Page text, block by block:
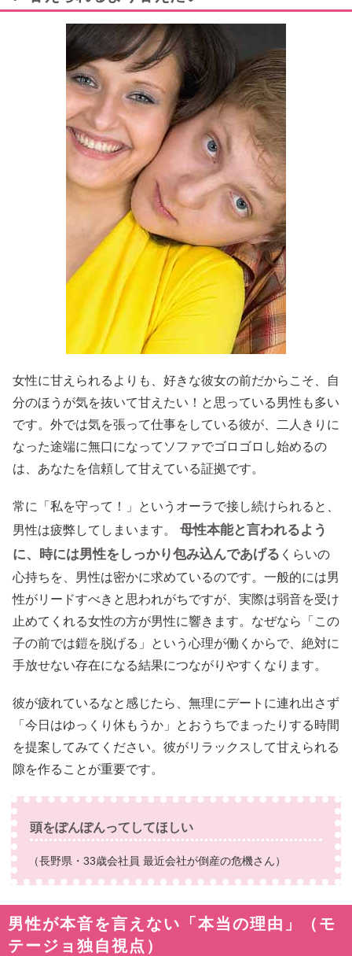
女性に甘えられるよりも、好きな彼女の前だからこそ、自
分のほうが気を抜いて甘えたい！と思っている男性も多い
です。外では気を張って仕事をしている彼が、二人きりに
なった途端に無口になってソファでゴロゴロし始めるの
は、あなたを信頼して甘えている証拠です。
常に「私を守って！」というオーラで接し続けられると、
男性は疲弊してしまいます。
母性本能と言われるよう
に、時には男性をしっかり包み込んであげる くらいの
心持ちを、男性は密かに求めているのです。一般的には男
性がリードすべきと思われがちですが、実際は弱音を受け
止めてくれる女性の方が男性に響きます。なぜなら「この
子の前では鎧を脱げる」という心理が働くからで、絶対に
手放せない存在になる結果につながりやすくなります。
彼が疲れているなと感じたら、無理にデートに連れ出さず
「今日はゆっくり休もうか」とおうちでまったりする時間
を提案してみてください。彼がリラックスして甘えられる
隙を作ることが重要です。
頭をぽんぽんってしてほしい
（長野県・33歳会社員 最近会社が倒産の危機さん）
男性が本音を言えない「本当の理由」（モ
テージョ独自視点）